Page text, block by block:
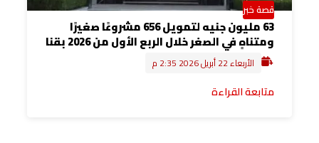
قصة خبر
63 مليون جنيه لتمويل 656 مشروعًا صغيرًا
ومتناهٍ في الصغر خلال الربع الأول من 2026 بقنا
الأربعاء 22 أبريل 2026 2:35 م
متابعة القراءة